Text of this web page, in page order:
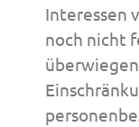
Interessen
noch nicht